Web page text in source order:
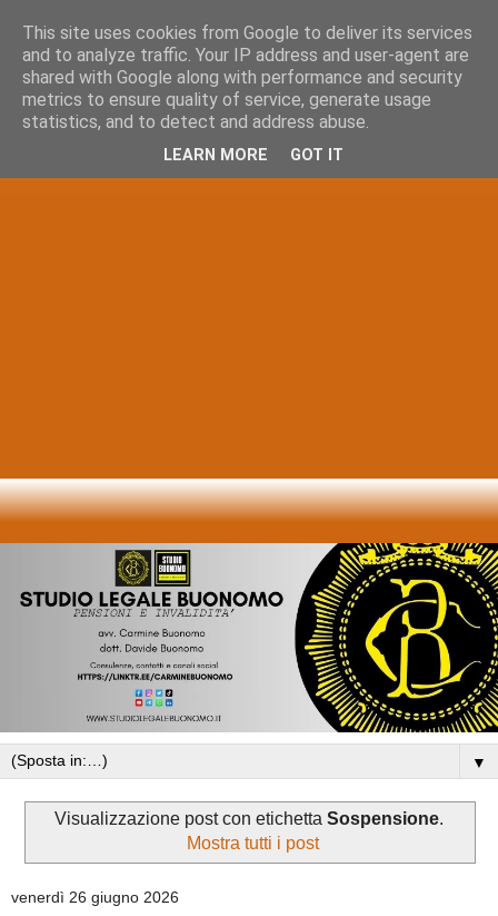
▼
Visualizzazione post con etichetta Sospensione.
Mostra tutti i post
venerdì 26 giugno 2026
This site uses cookies from Google to deliver its services
and to analyze traffic. Your IP address and user-agent are
shared with Google along with performance and security
metrics to ensure quality of service, generate usage
statistics, and to detect and address abuse.
LEARN MORE GOT IT